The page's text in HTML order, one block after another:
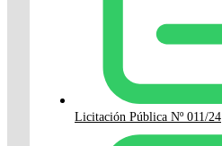
Licitación Pública Nº 011/24